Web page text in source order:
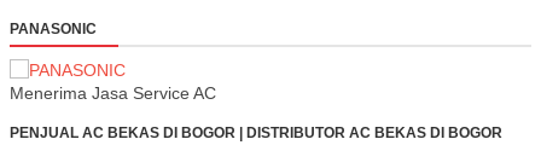
PANASONIC
Menerima Jasa Service AC
PENJUAL AC BEKAS DI BOGOR | DISTRIBUTOR AC BEKAS DI BOGOR